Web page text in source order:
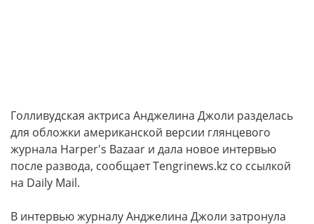
Голливудская актриса Анджелина Джоли разделась
для обложки американской версии глянцевого
журнала Harper's Bazaar и дала новое интервью
после развода, сообщает Tengrinews.kz со ссылкой
на Daily Mail.
В интервью журналу Анджелина Джоли затронула